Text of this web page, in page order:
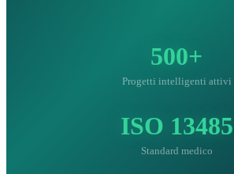
500+
Progetti intelligenti attivi
ISO 13485
Standard medico